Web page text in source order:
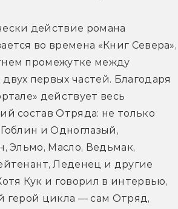
действие романа
во времена «Книг Севера»,
промежутке между
первых частей. Благодаря
действует весь
состав Отряда: не только
и Одноглазый,
Эльмо, Масло, Ведьмак,
Леденец и другие
Кук и говорил в интервью,
герой цикла — сам Отряд,